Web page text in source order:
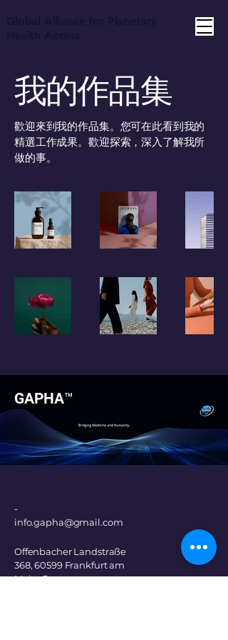
我的作品集
歡迎來到我的作品集。您可在此看到我的
精選工作成果。歡迎探索，深入了解我所
做的事。
GAPHA™
-
info.gapha@gmail.com
Offenbacher Landstraße
368, 60599 Frankfurt am
Main, Germany